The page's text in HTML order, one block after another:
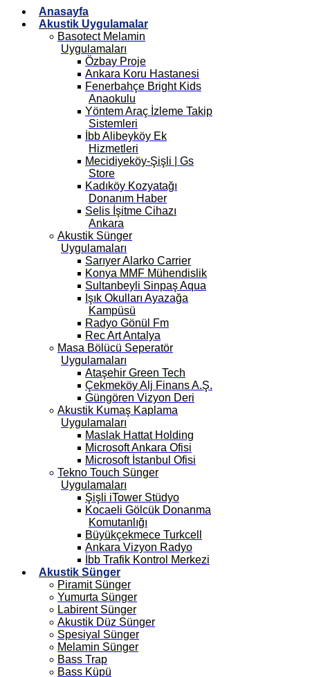
Anasayfa
Akustik Uygulamalar
Basotect Melamin
Uygulamaları
Özbay Proje
Ankara Koru Hastanesi
Fenerbahçe Bright Kids
Anaokulu
Yöntem Araç İzleme Takip
Sistemleri
İbb Alibeyköy Ek
Hizmetleri
Mecidiyeköy-Şişli | Gs
Store
Kadıköy Kozyatağı
Donanım Haber
Selis İşitme Cihazı
Ankara
Akustik Sünger
Uygulamaları
Sarıyer Alarko Carrier
Konya MMF Mühendislik
Sultanbeyli Sinpaş Aqua
Işık Okulları Ayazağa
Kampüsü
Radyo Gönül Fm
Rec Art Antalya
Masa Bölücü Seperatör
Uygulamaları
Ataşehir Green Tech
Çekmeköy Alj Finans A.Ş.
Güngören Vizyon Deri
Akustik Kumaş Kaplama
Uygulamaları
Maslak Hattat Holding
Microsoft Ankara Ofisi
Microsoft İstanbul Ofisi
Tekno Touch Sünger
Uygulamaları
Şişli iTower Stüdyo
Kocaeli Gölcük Donanma
Komutanlığı
Büyükçekmece Turkcell
Ankara Vizyon Radyo
İbb Trafik Kontrol Merkezi
Akustik Sünger
Piramit Sünger
Yumurta Sünger
Labirent Sünger
Akustik Düz Sünger
Spesiyal Sünger
Melamin Sünger
Bass Trap
Bass Küpü